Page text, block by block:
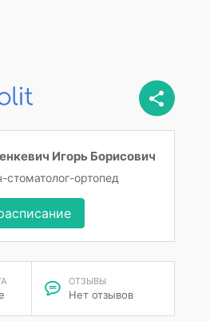
Игорь Борисович
стоматолог-ортопед
ОТЗЫВЫ
Нет отзывов